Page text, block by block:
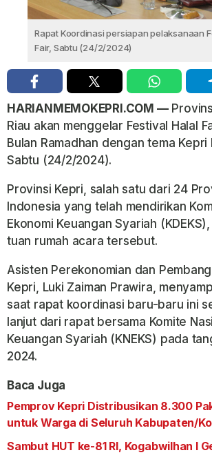
Rapat Koordinasi persiapan pelaksanaan
Fair, Sabtu (24/2/2024)
HARIANMEMOKEPRI.COM —
Riau akan menggelar Festival Halal
Bulan Ramadhan dengan tema Kepri
Sabtu (24/2/2024).
Provinsi Kepri, salah satu dari 24
Indonesia yang telah mendirikan
Ekonomi Keuangan Syariah
tuan rumah acara tersebut.
Asisten Perekonomian dan
Kepri, Luki Zaiman Prawira,
saat rapat koordinasi baru-baru ini
lanjut dari rapat bersama Komite
Keuangan Syariah (KNEKS) pada
2024.
Baca Juga
Pemprov Kepri Distribusikan 8.300
untuk Warga di Seluruh Kabupaten/
Sambut HUT ke-81 RI, Kogabwilhan I